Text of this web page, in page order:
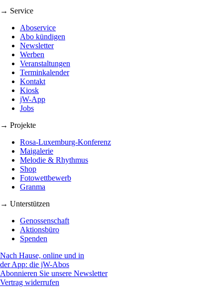
→ Service
Aboservice
Abo kündigen
Newsletter
Werben
Veranstaltungen
Terminkalender
Kontakt
Kiosk
jW-App
Jobs
→ Projekte
Rosa-Luxemburg-Konferenz
Maigalerie
Melodie & Rhythmus
Shop
Fotowettbewerb
Granma
→ Unterstützen
Genossenschaft
Aktionsbüro
Spenden
Nach Hause, online und in
der App: die jW-Abos
Abonnieren Sie unsere Newsletter
Vertrag widerrufen